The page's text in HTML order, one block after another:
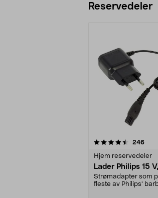
Reservedeler
246
Hjem reservedeler
Lader Philips 15
Strømadapter som
fleste av Philips'
4.0av 5